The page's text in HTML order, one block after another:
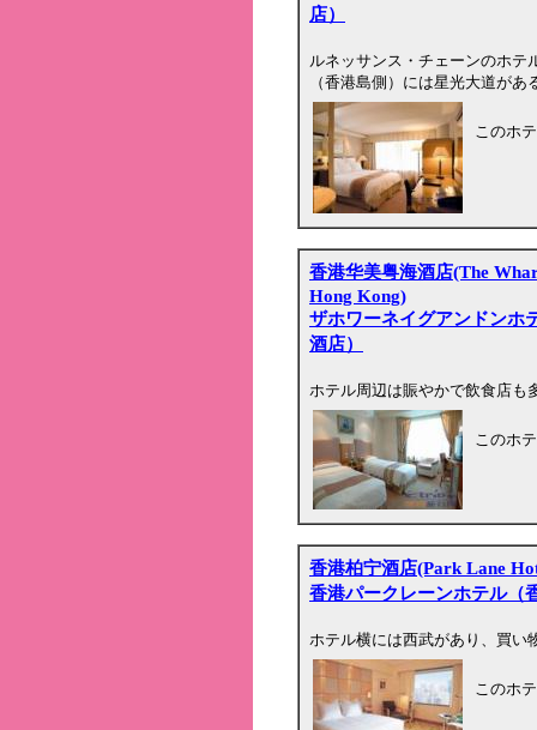
店）
ルネッサンス・チェーンのホテ
（香港島側）には星光大道があ
このホ
香港华美粤海酒店(The
Hong Kong)
ザホワーネイグアンドンホ
酒店）
ホテル周辺は賑やかで飲食店も
このホ
香港柏宁酒店(Park Lane
香港パークレーンホテル（
ホテル横には西武があり、買い
このホ